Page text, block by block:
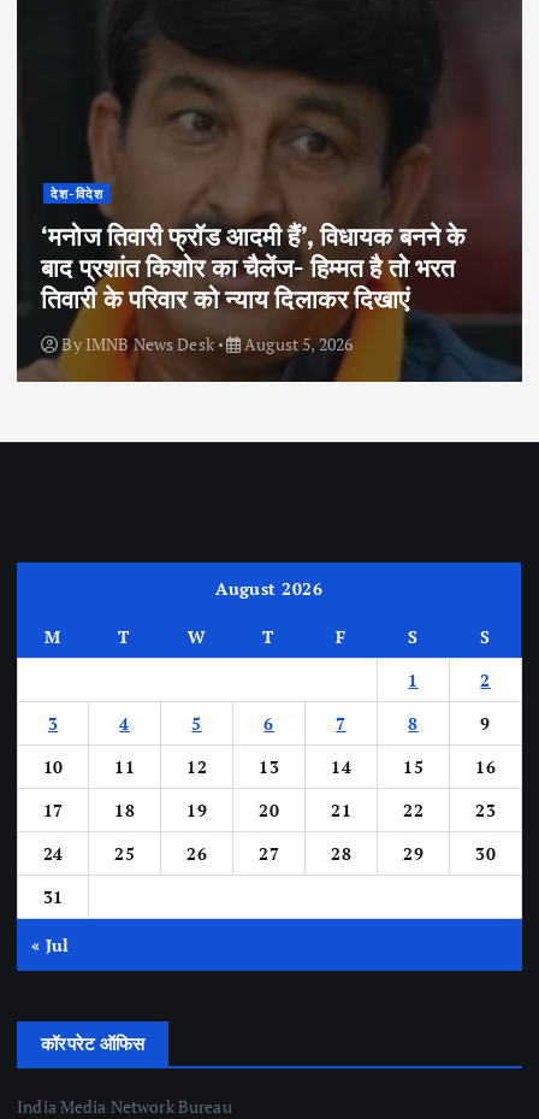
देश-विदेश
‘मनोज तिवारी फ्रॉड आदमी हैं’, विधायक बनने के
बाद प्रशांत किशोर का चैलेंज- हिम्मत है तो भरत
तिवारी के परिवार को न्याय दिलाकर दिखाएं
By IMNB News Desk August 5, 2026
August 2026
M T W T F S
S
1
2
3
4 5 6 7 8
9
10
11 12 13 14 15
16
17
18 19 20 21 22
23
24
25 26 27 28 29
30
31
« Jul
कॉरपरेट ऑफिस
India Media Network Bureau